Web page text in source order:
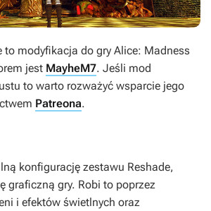
to modyfikacja do gry Alice: Madness
jest MayheM7. Jeśli mod
to warto rozważyć wsparcie jego
Patreona.
konfigurację zestawu Reshade,
graficzną gry. Robi to poprzez
i efektów świetlnych oraz